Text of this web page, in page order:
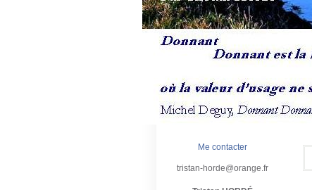
Me contacter
tristan-horde@orange.fr